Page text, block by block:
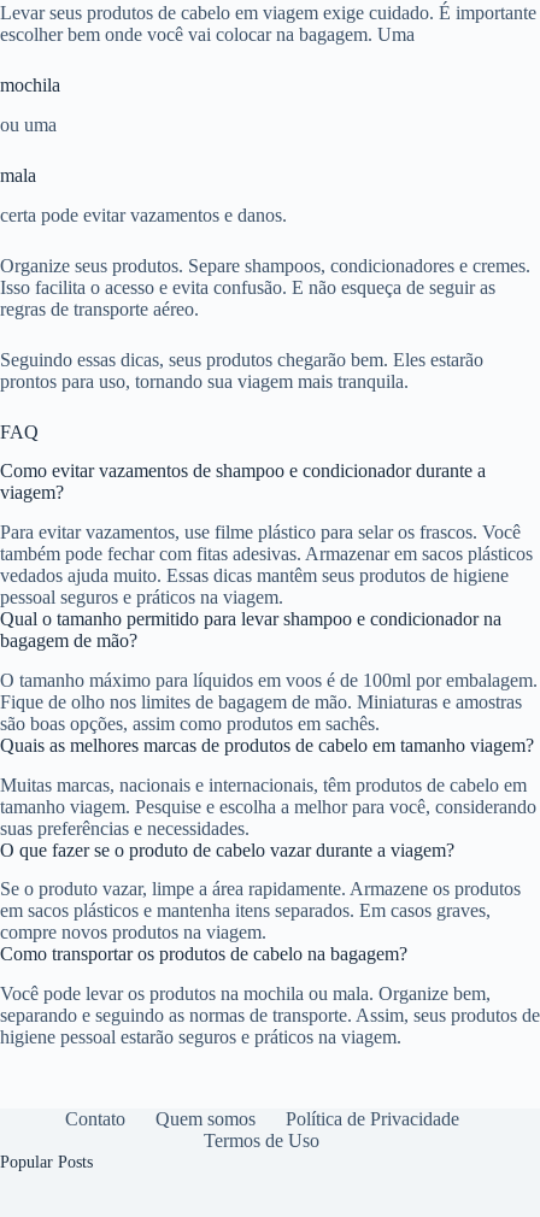
Levar seus produtos de cabelo em viagem exige cuidado. É importante
escolher bem onde você vai colocar na bagagem. Uma
mochila
ou uma
mala
certa pode evitar vazamentos e danos.
Organize seus produtos. Separe shampoos, condicionadores e cremes.
Isso facilita o acesso e evita confusão. E não esqueça de seguir as
regras de transporte aéreo.
Seguindo essas dicas, seus produtos chegarão bem. Eles estarão
prontos para uso, tornando sua viagem mais tranquila.
FAQ
Como evitar vazamentos de shampoo e condicionador durante a
viagem?
Para evitar vazamentos, use filme plástico para selar os frascos. Você
também pode fechar com fitas adesivas. Armazenar em sacos plásticos
vedados ajuda muito. Essas dicas mantêm seus produtos de higiene
pessoal seguros e práticos na viagem.
Qual o tamanho permitido para levar shampoo e condicionador na
bagagem de mão?
O tamanho máximo para líquidos em voos é de 100ml por embalagem.
Fique de olho nos limites de bagagem de mão. Miniaturas e amostras
são boas opções, assim como produtos em sachês.
Quais as melhores marcas de produtos de cabelo em tamanho viagem?
Muitas marcas, nacionais e internacionais, têm produtos de cabelo em
tamanho viagem. Pesquise e escolha a melhor para você, considerando
suas preferências e necessidades.
O que fazer se o produto de cabelo vazar durante a viagem?
Se o produto vazar, limpe a área rapidamente. Armazene os produtos
em sacos plásticos e mantenha itens separados. Em casos graves,
compre novos produtos na viagem.
Como transportar os produtos de cabelo na bagagem?
Você pode levar os produtos na mochila ou mala. Organize bem,
separando e seguindo as normas de transporte. Assim, seus produtos de
higiene pessoal estarão seguros e práticos na viagem.
Contato Quem somos
Política de Privacidade
Termos de Uso
Popular Posts